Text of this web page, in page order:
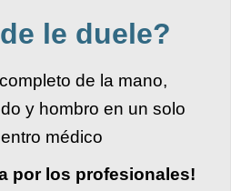
le duele?
de la mano,
y hombro en un solo
médico
por los profesionales!